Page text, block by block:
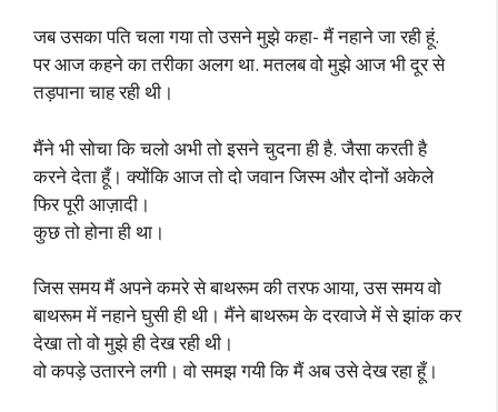
जब उसका पति चला गया तो उसने मुझे कहा- मैं नहाने जा रही हूं.
पर आज कहने का तरीका अलग था. मतलब वो मुझे आज भी दूर से
तड़पाना चाह रही थी।
मैंने भी सोचा कि चलो अभी तो इसने चुदना ही है. जैसा करती है
करने देता हूँ। क्योंकि आज तो दो जवान जिस्म और दोनों अकेले
फिर पूरी आज़ादी।
कुछ तो होना ही था।
जिस समय मैं अपने कमरे से बाथरूम की तरफ आया, उस समय वो
बाथरूम में नहाने घुसी ही थी। मैंने बाथरूम के दरवाजे में से झांक कर
देखा तो वो मुझे ही देख रही थी।
वो कपड़े उतारने लगी। वो समझ गयी कि मैं अब उसे देख रहा हूँ।